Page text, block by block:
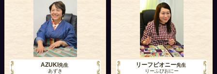
AZUKI 先生
あずき
リーフピオニー先生
りーふぴおにー